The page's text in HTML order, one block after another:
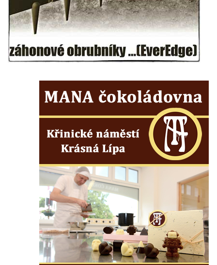
Kovanicích
Pomník obětem válek v Kněževsi
Pamětní deska Rudé armádě na radnici v
Trutnově
Pomník obětem koncentračního tábora na
Pomník pracovního nasazení vězňů
koncentračního tábora v Tovární ulici v
Rychnově u Jablonce nad Nisou
Kenotaf Alfreda Langa na hřbitově v Krásné
Krásné u Pěnčína
Kenotaf Edmunda Andera na hřbitově v
Krásné u Pěnčína
Hřbitovní kaple rodiny Fiedler na hřbitově v
Teplicích nad Metují
Kenotaf Franze Ruseho na hřbitově v
Teplicích nad Metují